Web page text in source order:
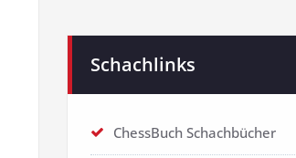
Schachlinks
ChessBuch Schachbücher